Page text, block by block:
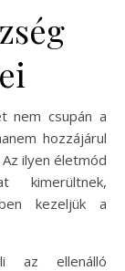
nem csupán a
hozzájárul
ilyen életmód
kimerültnek,
kezeljük a
az ellenálló